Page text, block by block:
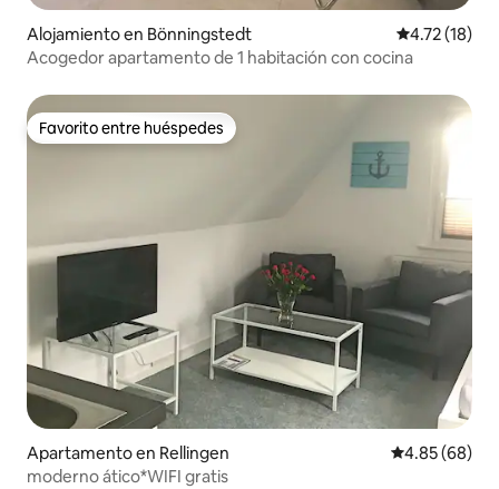
Alojamiento en Bönningstedt Calificación
4.72 (18)
Acogedor apartamento de 1 habitación con cocina
Favorito entre huéspedes
Favorito entre huéspedes
Apartamento en Rellingen Calificación
4.85 (68)
moderno ático*WIFI gratis